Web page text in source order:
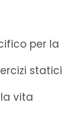
per la
statici
vita